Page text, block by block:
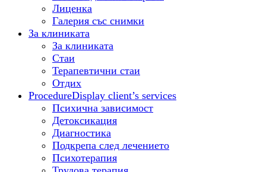
Лиценка
Галерия със снимки
За клиниката
За клиниката
Стаи
Терапевтични стаи
Отдих
ProcedureDisplay client’s services
Психична зависимост
Детоксикация
Диагностика
Подкрепа след лечението
Психотерапия